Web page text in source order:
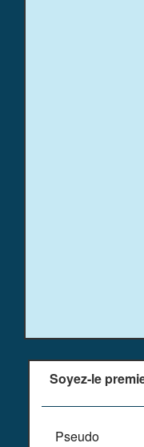
Soyez-le
Pseudo